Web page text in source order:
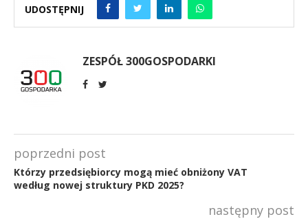
UDOSTĘPNIJ
ZESPÓŁ 300GOSPODARKI
poprzedni post
Którzy przedsiębiorcy mogą mieć obniżony VAT
według nowej struktury PKD 2025?
następny post